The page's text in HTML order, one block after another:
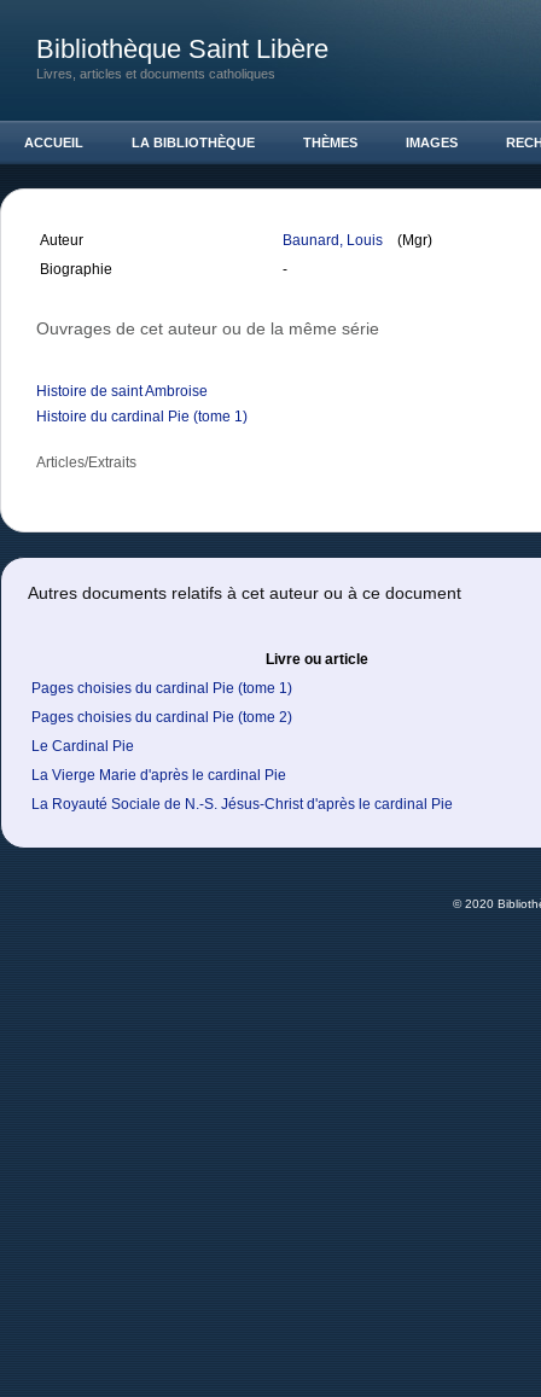
Bibliothèque Saint Libère
Livres, articles et documents catholiques
ACCUEIL LA BIBLIOTHÈQUE THÈMES IMAGES
Auteur Baunard, Louis
(Mgr)
Biographie
-
Ouvrages de cet auteur ou de la même série
Histoire de saint Ambroise
Histoire du cardinal Pie (tome 1)
Articles/Extraits
Autres documents relatifs à cet auteur ou à ce document
Livre ou article
Pages choisies du cardinal Pie (tome 1)
Pages choisies du cardinal Pie (tome 2)
Le Cardinal Pie
La Vierge Marie d'après le cardinal Pie
La Royauté Sociale de N.-S. Jésus-Christ d'après le cardinal Pie
© 2020